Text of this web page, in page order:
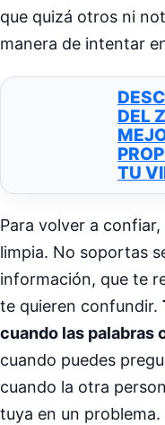
que quizá otros ni
manera de intentar
DEL
TU
Para volver a
limpia. No soportas
información, que te
te quieren confundir.
cuando las palabras
cuando puedes
cuando la otra
tuya en un problema.